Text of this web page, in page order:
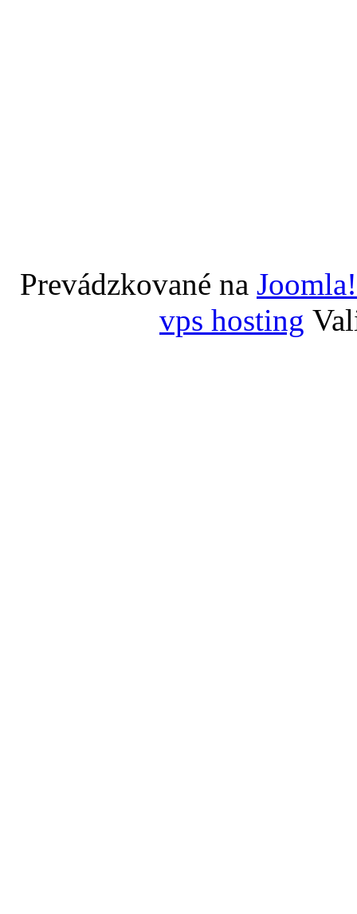
Prevádzkované na Joomla!
vps hosting